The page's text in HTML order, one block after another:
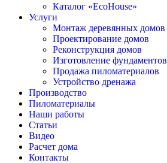
Каталог «EcoHouse»
Услуги
Монтаж деревянных домов
Проектирование домов
Реконструкция домов
Изготовление фундаментов
Продажа пиломатериалов
Устройство дренажа
Производство
Пиломатериалы
Наши работы
Статьи
Видео
Расчет дома
Контакты